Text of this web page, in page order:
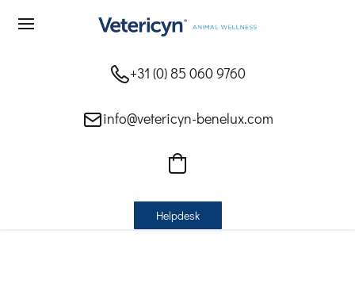
+31 (0) 85 060 9760
info@vetericyn-benelux.com
Helpdesk